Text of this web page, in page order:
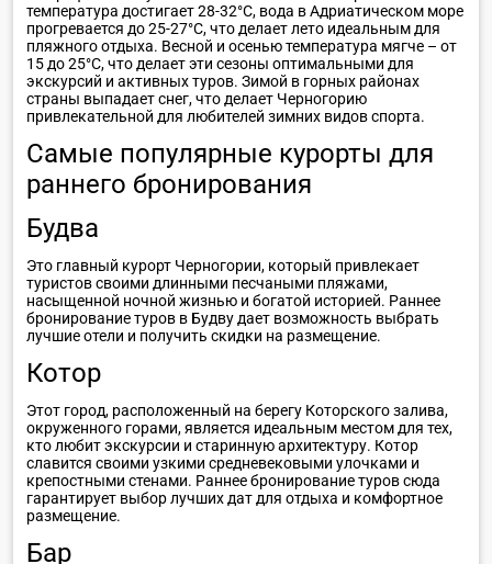
температура достигает 28-32°C, вода в Адриатическом море
прогревается до 25-27°C, что делает лето идеальным для
пляжного отдыха. Весной и осенью температура мягче – от
15 до 25°C, что делает эти сезоны оптимальными для
экскурсий и активных туров. Зимой в горных районах
страны выпадает снег, что делает Черногорию
привлекательной для любителей зимних видов спорта.
Самые популярные курорты для
раннего бронирования
Будва
Это главный курорт Черногории, который привлекает
туристов своими длинными песчаными пляжами,
насыщенной ночной жизнью и богатой историей. Раннее
бронирование туров в Будву дает возможность выбрать
лучшие отели и получить скидки на размещение.
Котор
Этот город, расположенный на берегу Которского залива,
окруженного горами, является идеальным местом для тех,
кто любит экскурсии и старинную архитектуру. Котор
славится своими узкими средневековыми улочками и
крепостными стенами. Раннее бронирование туров сюда
гарантирует выбор лучших дат для отдыха и комфортное
размещение.
Бар